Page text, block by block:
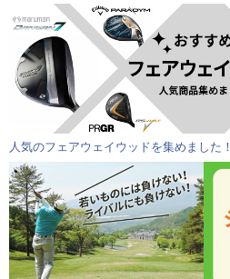
人気のフェアウェイウッドを集めました！